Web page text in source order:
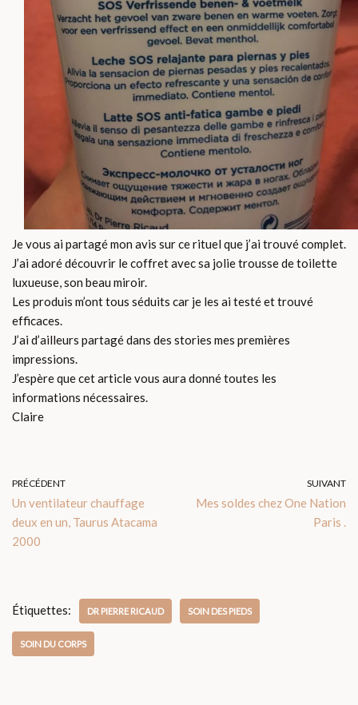
Je vous ai partagé mon avis sur ce rituel que j’ai trouvé complet.
J’ai adoré découvrir le coffret avec sa jolie trousse de toilette
luxueuse, son beau miroir.
Les produis m’ont tous séduits car je les ai testé et trouvé
efficaces.
J’ai d’ailleurs partagé dans des stories mes premières
impressions.
J’espère que cet article vous aura donné toutes les
informations nécessaires.
Claire
PRÉCÉDENT
Un ventilateur chauffage
deux en un, Taurus Atacama
2000
SUIVANT
Mes soldes chez One Nation
Paris .
Étiquettes: DR PIERRE RICAUD SOIN DES PIEDS
SOIN DU CORPS